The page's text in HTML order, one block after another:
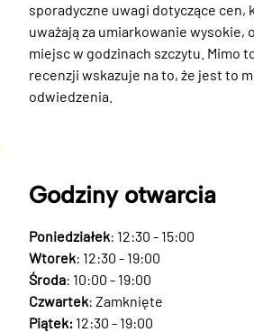
sporadyczne uwagi dotyczące cen,
uważają za umiarkowanie wysokie,
miejsc w godzinach szczytu. Mimo
recenzji wskazuje na to, że jest to
odwiedzenia.
Godziny otwarcia
Poniedziałek: 12:30 - 15:00
Wtorek: 12:30 - 19:00
Środa: 10:00 - 19:00
Czwartek: Zamknięte
Piątek: 12:30 - 19:00